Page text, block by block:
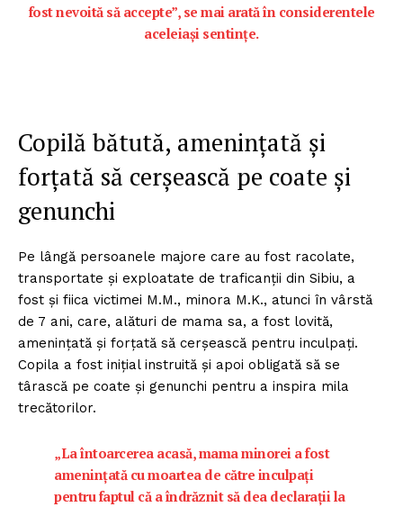
fost nevoită să accepte”, se mai arată în considerentele
aceleiași sentințe.
Copilă bătută, amenințată și
forțată să cerșească pe coate și
genunchi
Pe lângă persoanele majore care au fost racolate,
transportate și exploatate de traficanții din Sibiu, a
fost și fiica victimei M.M., minora M.K., atunci în vârstă
de 7 ani, care, alături de mama sa, a fost lovită,
amenințată și forțată să cerșească pentru inculpați.
Copila a fost inițial instruită și apoi obligată să se
târască pe coate și genunchi pentru a inspira mila
trecătorilor.
„La întoarcerea acasă, mama minorei a fost
amenințată cu moartea de către inculpați
pentru faptul că a îndrăznit să dea declarații la